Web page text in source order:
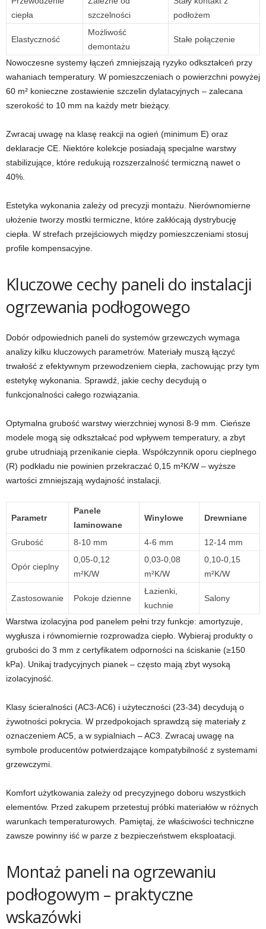
ciepła
szczelności
podłożem
Elastyczność
Możliwość
demontażu
Stałe połączenie
Nowoczesne systemy łączeń zmniejszają ryzyko odkształceń przy
wahaniach temperatury. W pomieszczeniach o powierzchni powyżej
60 m² konieczne zostawienie szczelin dylatacyjnych – zalecana
szerokość to 10 mm na każdy metr bieżący.
Zwracaj uwagę na klasę reakcji na ogień (minimum E) oraz
deklaracje CE. Niektóre kolekcje posiadają specjalne warstwy
stabilizujące, które redukują rozszerzalność termiczną nawet o
40%.
Estetyka wykonania zależy od precyzji montażu. Nierównomierne
ułożenie tworzy mostki termiczne, które zakłócają dystrybucję
ciepła. W strefach przejściowych między pomieszczeniami stosuj
profile kompensacyjne.
Kluczowe cechy paneli do instalacji
ogrzewania podłogowego
Dobór odpowiednich paneli do systemów grzewczych wymaga
analizy kilku kluczowych parametrów. Materiały muszą łączyć
trwałość z efektywnym przewodzeniem ciepła, zachowując przy tym
estetykę wykonania. Sprawdź, jakie cechy decydują o
funkcjonalności całego rozwiązania.
Optymalna grubość warstwy wierzchniej wynosi 8-9 mm. Cieńsze
modele mogą się odkształcać pod wpływem temperatury, a zbyt
grube utrudniają przenikanie ciepła. Współczynnik oporu cieplnego
(R) podkładu nie powinien przekraczać 0,15 m²K/W – wyższe
wartości zmniejszają wydajność instalacji.
Parametr
Panele
laminowane
Winylowe Drewniane
Grubość 8-10 mm 4-6 mm 12-14 mm
Opór cieplny
0,05-0,12
m²K/W
0,03-0,08
m²K/W
0,10-0,15
m²K/W
Zastosowanie Pokoje dzienne
Łazienki,
kuchnie
Salony
Warstwa izolacyjna pod panelem pełni trzy funkcje: amortyzuje,
wygłusza i równomiernie rozprowadza ciepło. Wybieraj produkty o
grubości do 3 mm z certyfikatem odporności na ściskanie (≥150
kPa). Unikaj tradycyjnych pianek – często mają zbyt wysoką
izolacyjność.
Klasy ścieralności (AC3-AC6) i użyteczności (23-34) decydują o
żywotności pokrycia. W przedpokojach sprawdzą się materiały z
oznaczeniem AC5, a w sypialniach – AC3. Zwracaj uwagę na
symbole producentów potwierdzające kompatybilność z systemami
grzewczymi.
Komfort użytkowania zależy od precyzyjnego doboru wszystkich
elementów. Przed zakupem przetestuj próbki materiałów w różnych
warunkach temperaturowych. Pamiętaj, że właściwości techniczne
zawsze powinny iść w parze z bezpieczeństwem eksploatacji.
Montaż paneli na ogrzewaniu
podłogowym – praktyczne
wskazówki